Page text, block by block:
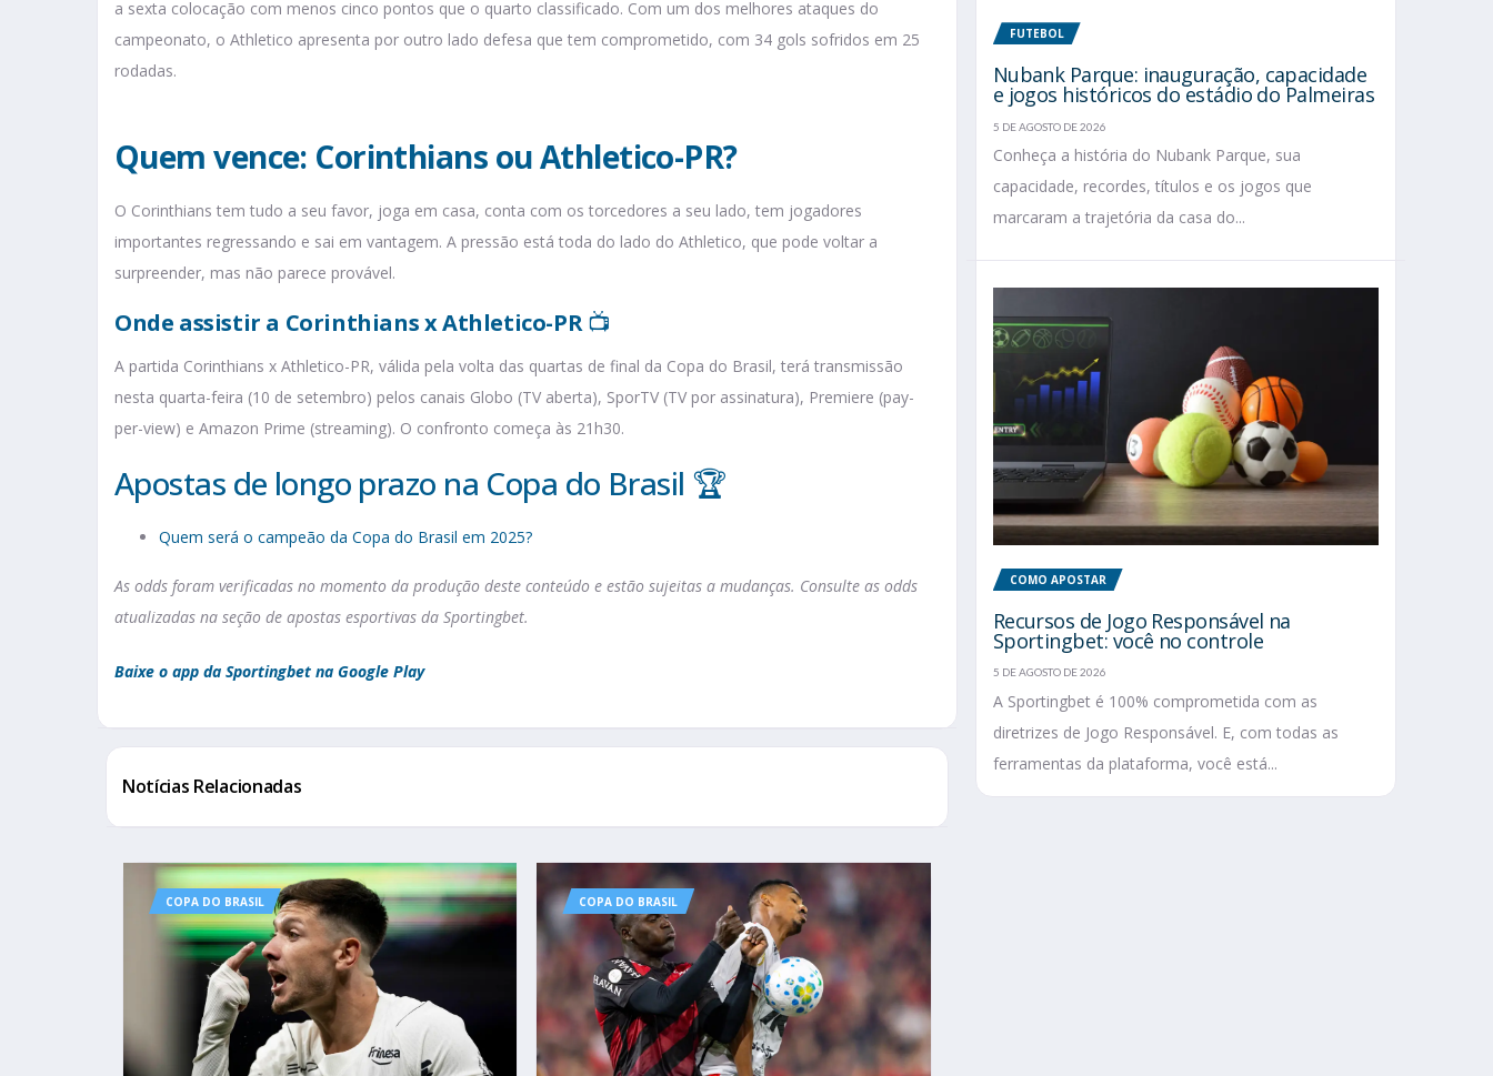
a sexta colocação com menos cinco pontos que o quarto classificado. Com um dos melhores ataques do
campeonato, o Athletico apresenta por outro lado defesa que tem comprometido, com 34 gols sofridos em 25
rodadas.
Quem vence: Corinthians ou Athletico-PR?
O Corinthians tem tudo a seu favor, joga em casa, conta com os torcedores a seu lado, tem jogadores
importantes regressando e sai em vantagem. A pressão está toda do lado do Athletico, que pode voltar a
surpreender, mas não parece provável.
Onde assistir a Corinthians x Athletico-PR📺
A partida Corinthians x Athletico-PR, válida pela volta das quartas de final da Copa do Brasil, terá transmissão
nesta quarta-feira (10 de setembro) pelos canais Globo (TV aberta), SporTV (TV por assinatura), Premiere (pay-
per-view) e Amazon Prime (streaming). O confronto começa às 21h30.
Apostas de longo prazo na Copa do Brasil 🏆
Quem será o campeão da Copa do Brasil em 2025?
As odds foram verificadas no momento da produção deste conteúdo e estão sujeitas a mudanças. Consulte as odds
atualizadas na seção de apostas esportivas da Sportingbet.
Baixe o app da Sportingbet na Google Play
Notícias Relacionadas
COPA DO BRASIL COPA DO BRASIL
FUTEBOL
Nubank Parque: inauguração, capacidade
e jogos históricos do estádio do Palmeiras
5 DE AGOSTO DE 2026
Conheça a história do Nubank Parque, sua
capacidade, recordes, títulos e os jogos que
marcaram a trajetória da casa do...
COMO APOSTAR
Recursos de Jogo Responsável na
Sportingbet: você no controle
5 DE AGOSTO DE 2026
A Sportingbet é 100% comprometida com as
diretrizes de Jogo Responsável. E, com todas as
ferramentas da plataforma, você está...